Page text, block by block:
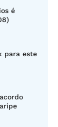
é
para este